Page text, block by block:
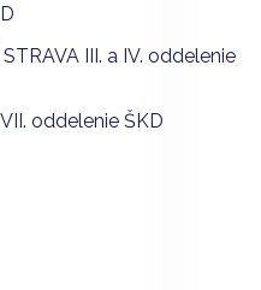
III. a IV. oddelenie
oddelenie ŠKD